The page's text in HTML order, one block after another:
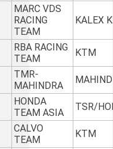
MARC VDS
RACING
TEAM
KALEX
RBA RACING
TEAM
KTM
TMR-
MAHINDRA
HONDA
TEAM ASIA
TSR/
CALVO
TEAM
KTM